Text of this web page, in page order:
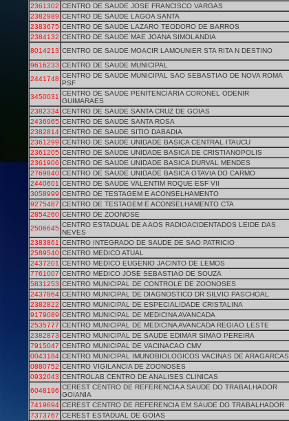
2361302 CENTRO DE SAUDE JOSE FRANCISCO VARGAS
2382989 CENTRO DE SAUDE LAGOA SANTA
2383675 CENTRO DE SAUDE LAZARO TEODORO DE BARROS
2384132 CENTRO DE SAUDE MAE JOANA SIMOLANDIA
8014213 CENTRO DE SAUDE MOACIR LAMOUNIER STA RITA N DESTINO
9616233 CENTRO DE SAUDE MUNICIPAL
2441748 CENTRO DE SAUDE MUNICIPAL SAO SEBASTIAO DE NOVA ROMA
PSF
3450031 CENTRO DE SAUDE PENITENCIARIA CORONEL ODENIR
GUIMARAES
2382334 CENTRO DE SAUDE SANTA CRUZ DE GOIAS
2436965 CENTRO DE SAUDE SANTA ROSA
2382814 CENTRO DE SAUDE SITIO DABADIA
2361299 CENTRO DE SAUDE UNIDADE BASICA CENTRAL ITAUCU
2361205 CENTRO DE SAUDE UNIDADE BASICA DE CRISTIANOPOLIS
2361906 CENTRO DE SAUDE UNIDADE BASICA DURVAL MENDES
2769840 CENTRO DE SAUDE UNIDADE BASICA OTAVIA DO CARMO
2440601 CENTRO DE SAUDE VALENTIM ROQUE ESF VII
3058999 CENTRO DE TESTAGEM E ACONSELHAMENTO
9275487 CENTRO DE TESTAGEM E ACONSELHAMENTO CTA
2854260 CENTRO DE ZOONOSE
2506645 CENTRO ESTADUAL DE A AOS RADIOACIDENTADOS LEIDE DAS
NEVES
2383861 CENTRO INTEGRADO DE SAUDE DE SAO PATRICIO
2589540 CENTRO MEDICO ATUAL
2437201 CENTRO MEDICO EUGENIO JACINTO DE LEMOS
7761007 CENTRO MEDICO JOSE SEBASTIAO DE SOUZA
5831253 CENTRO MUNICIPAL DE CONTROLE DE ZOONOSES
2437864 CENTRO MUNICIPAL DE DIAGNOSTICO DR SILVIO PASCHOAL
2382822 CENTRO MUNICIPAL DE ESPECIALIDADE CRISTALINA
9179089 CENTRO MUNICIPAL DE MEDICINA AVANCADA
2535777 CENTRO MUNICIPAL DE MEDICINA AVANCADA REGIAO LESTE
2382873 CENTRO MUNICIPAL DE SAUDE EDIMAR SIMAO PEREIRA
7915047 CENTRO MUNICIPAL DE VACINACAO CMV
0043184 CENTRO MUNICIPAL IMUNOBIOLOGICOS VACINAS DE ARAGARCAS
0880752 CENTRO VIGILANCIA DE ZOONOSES
0932043 CENTROLAB CENTRO DE ANALISES CLINICAS
6048196 CEREST CENTRO DE REFERENCIA A SAUDE DO TRABALHADOR
GOIANIA
7419694 CEREST CENTRO DE REFERENCIA EM SAUDE DO TRABALHADOR
7373767 CEREST ESTADUAL DE GOIAS